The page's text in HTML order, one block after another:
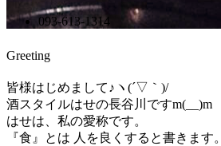
093-613-1314
Greeting
皆様はじめまして♪ヽ(´▽｀)/
酒スタイルはせの長谷川ですm(__)m
はせは、私の愛称です。
『食』とは 人を良くすると書きます。